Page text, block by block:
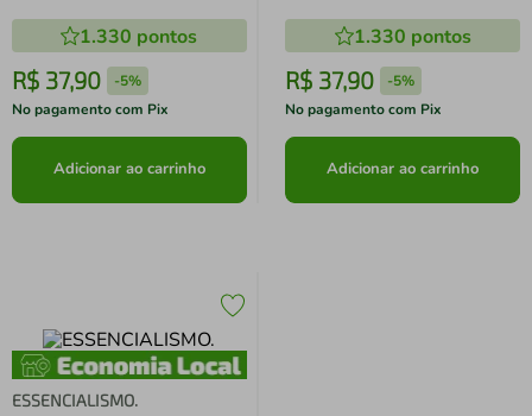
1.330 pontos
R$ 37,90 -5%
No pagamento com Pix
Adicionar ao carrinho
1.330 pontos
R$ 37,90 -5%
No pagamento com Pix
Adicionar ao carrinho
ESSENCIALISMO.